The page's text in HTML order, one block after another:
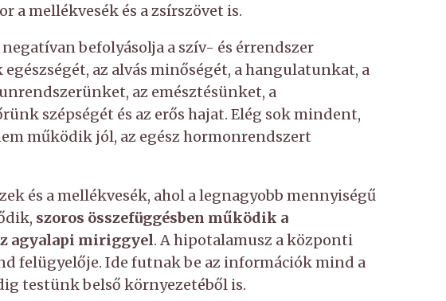
a mellékvesék és a zsírszövet is.
negatívan befolyásolja a szív- és érrendszer
az alvás minőségét, a hangulatunkat, a
az emésztésünket, a
szépségét és az erős hajat. Elég sok mindent,
működik jól, az egész hormonrendszert
és a mellékvesék, ahol a legnagyobb mennyiségű
szoros összefüggésben működik a
agyalapi miriggyel. A hipotalamusz a központi
felügyelője. Ide futnak be az információk mind a
testünk belső környezetéből is.